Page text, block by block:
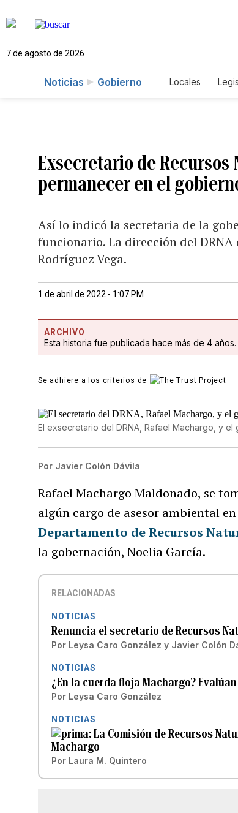
7 de agosto de 2026
Noticias Gobierno Locales
Exsecretario de
permanecer en el
Así lo indicó la secretaria de la
funcionario. La dirección del
Rodríguez Vega.
1 de abril de 2022 - 1:07 PM
ARCHIVO
Esta historia fue publicada hace más de 4 años.
Se adhiere a los criterios de
El exsecretario del DRNA, Rafael Machargo, y
Por Javier Colón Dávila
Rafael Machargo Maldonado, se
algún cargo de asesor ambiental
Departamento de Recursos
la gobernación, Noelia García.
RELACIONADAS
NOTICIAS
Renuncia el secretario de Recursos
Por Leysa Caro González y Javier Colón
NOTICIAS
¿En la cuerda floja Machargo?
Por Leysa Caro González
NOTICIAS
La Comisión de Recursos
Machargo
Por Laura M. Quintero